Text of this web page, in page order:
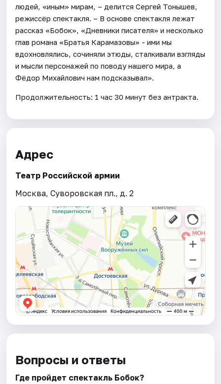
людей, «иным» мирам, – делится Сергей Тонышев,
режиссёр спектакля. – В основе спектакля лежат
рассказ «Бобок», «Дневники писателя» и несколько
глав романа «Братья Карамазовы» - ими мы
вдохновлялись, сочиняли этюды, сталкивали взгляды
и мысли персонажей по поводу нашего мира, а
Фёдор Михайлович нам подсказывал».
Продолжительность: 1 час 30 минут без антракта.
Адрес
Театр Российской армии
Москва, Суворовская пл., д. 2
Вопросы и ответы
Где пройдет спектакль Бобок?